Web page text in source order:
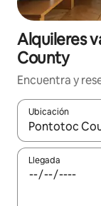
Alquileres
County
Encuentra y
Ubicación
Cuando los
Llegada